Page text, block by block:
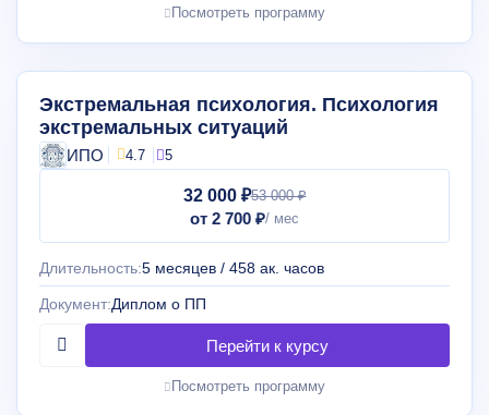
Посмотреть программу
Экстремальная психология. Психология
экстремальных ситуаций
ИПО 4.7 5
32 000 ₽53 000 ₽
от 2 700 ₽
Длительность:5 месяцев / 458 ак. часов
Документ:Диплом о ПП
Посмотреть программу